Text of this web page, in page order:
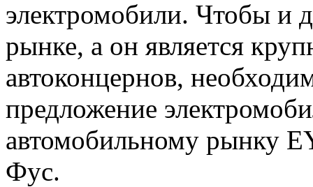
электромобили. Чтобы и
рынке, а он является
автоконцернов,
предложение
автомобильному рынку
Фус.